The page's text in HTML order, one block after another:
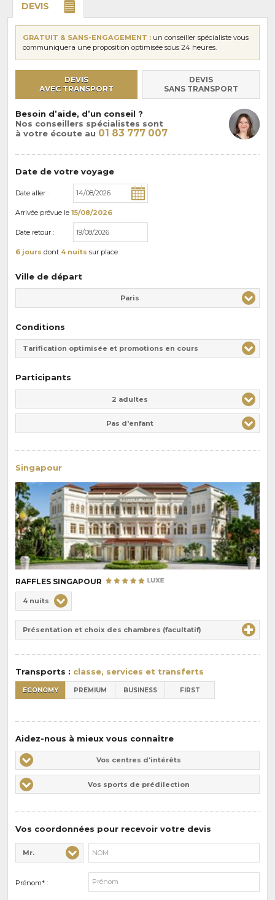
DEVIS
GRATUIT & SANS-ENGAGEMENT : un conseiller spécialiste vous
communiquera une proposition optimisée sous 24 heures.
DEVIS
AVEC TRANSPORT
DEVIS
SANS TRANSPORT
Besoin d’aide, d’un conseil ?
Nos conseillers spécialistes sont
à votre écoute au 01 83 777 007
Date de votre voyage
Date aller :
Arrivée prévue le 15/08/2026
Date retour :
6 jours dont 4 nuits sur place
Ville de départ
Paris
Conditions
Tarification optimisée et promotions en cours
Participants
2 adultes
Pas d'enfant
Singapour
RAFFLES SINGAPOUR
de
pension
:
Durée
4 nuits
Présentation et choix des chambres (facultatif)
Transports : classe, services et transferts
ECONOMY PREMIUM BUSINESS FIRST
Aidez-nous à mieux vous connaître
Vos
centres
d'intérêts
Vos centres d'intérêts
Vos
sports
de
Vos sports de prédilection
Vos coordonnées pour recevoir votre devis
Civilité* :
Mr.
Nom* :
Prénom* :